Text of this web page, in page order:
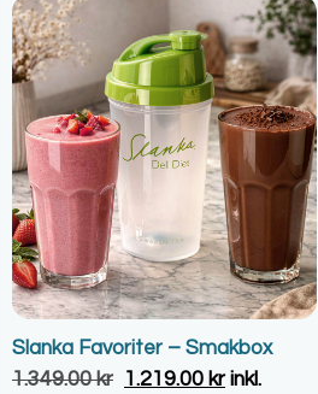
Slanka Favoriter – Smakbox
1.349.00kr 1.219.00 krinkl.